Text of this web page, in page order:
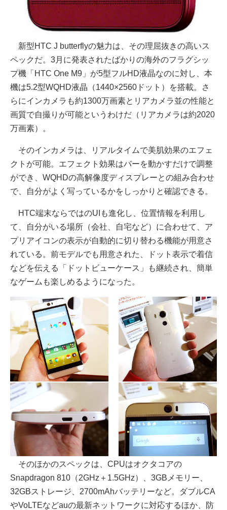
新型HTC J butterflyの魅力は、その理屈抜きの高いス
ペックだ。3月に発表されたばかりの海外のフラグシッ
プ機「HTC One M9」が5型フルHD液晶なのに対し、本
機は5.2型WQHD液晶（1440×2560ドット）を搭載。さ
らにインカメラも約1300万画素とリアカメラ並の性能と
画質で自撮りが可能というわけだ（リアカメラは約2020
万画素）。
そのインカメラは、リアルタイムで美肌効果のエフェ
クトが可能。エフェクト効果はバーを動かすだけで調整
ができ、WQHDの高解像度ディスプレーとの組み合わせ
で、自分がよく写っているかをしっかりと確認できる。
HTC端末ならではのUIも進化し、位置情報を利用し
て、自分がいる場所（会社、自宅など）に合わせて、ア
プリアイコンの表示が自動的に切り替わる機能が用意さ
れている。前モデルでも用意された、ドット表示で着信
などを伝える「ドットビューケース」も継続され、簡単
なゲームも楽しめるようになった。
そのほかのスペックは、CPUはオクタコアの
Snapdragon 810（2GHz＋1.5GHz）、3GBメモリー、
32GBストレージ、2700mAhバッテリーなど。ダブルCA
やVoLTEなどauの最新ネットワークに対応するほか、防